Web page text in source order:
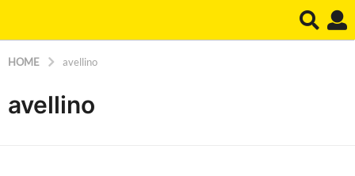
HOME avellino
avellino